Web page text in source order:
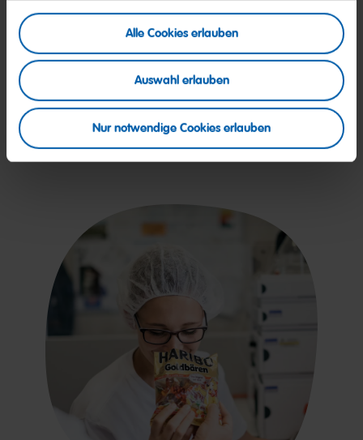
Alle Cookies erlauben
Auswahl erlauben
Nur notwendige Cookies erlauben
Wo Einkaufen Freude macht!
Entdecke unsere HARIBO
Shops